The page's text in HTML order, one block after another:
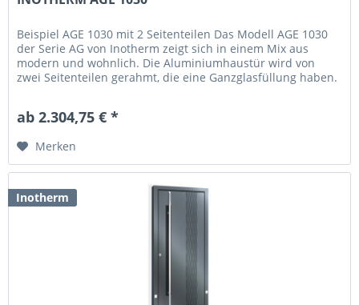
Beispiel AGE 1030 mit 2 Seitenteilen Das Modell AGE 1030
der Serie AG von Inotherm zeigt sich in einem Mix aus
modern und wohnlich. Die Aluminiumhaustür wird von
zwei Seitenteilen gerahmt, die eine Ganzglasfüllung haben.
ab 2.304,75 € *
Merken
Inotherm